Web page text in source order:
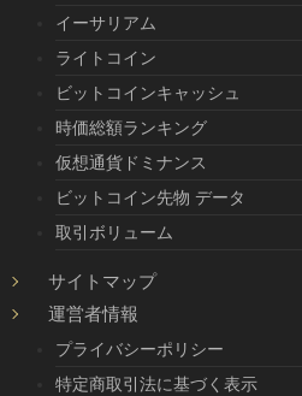
イーサリアム
ライトコイン
ビットコインキャッシュ
時価総額ランキング
仮想通貨ドミナンス
ビットコイン先物 データ
取引ボリューム
サイトマップ
運営者情報
プライバシーポリシー
特定商取引法に基づく表示